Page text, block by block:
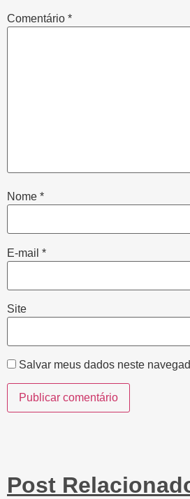
Comentário *
Nome *
E-mail *
Site
Salvar meus dados neste
Post